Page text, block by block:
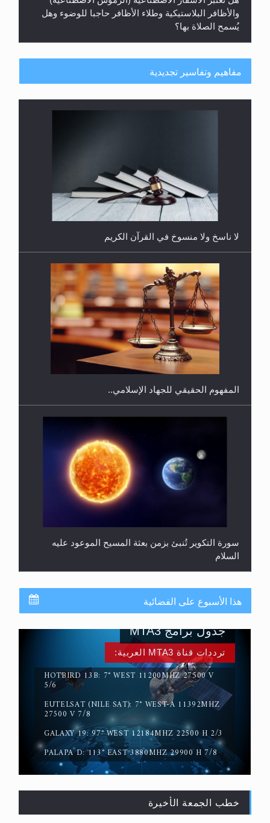
والأظافر البلاستيكية وطلاء الأظافر حاجبا للوضوء وهل
يُسمح الصلاة بها؟
هل يُحسب حول الزكاة وفق السنة الميلادية أو الهجرية؟
هل يجوز فتح مشروع كوافير نسائي للمحجبات وغير
المحجبات؟
مفاهيم وتفاسير تجديدية
لا ناسخ ولا منسوخ في القرآن الكريم
المفهوم الحقيقي للجهاد الإسلامي..
سورة التكوير تُنبئ بزمن بعثة المسيح الموعود عليه
السلام
حقيقة المسيح الدجال
هذا الأسبوع على الفضائية
ترددات قناة MTA3 العربية:
HOTBIRD 13B: 7° WEST 11200MHZ 27500 V
5/6
EUTELSAT (NILE SAT): 7° WEST-A 11392MHZ
27500 V 7/8
GALAXY 19: 97° WEST 12184MHZ 22500 H 2/3
PALAPA D: 113° EAST 3880MHZ 29900 H 7/8
جدول برامج MTA3
خطب الجمعة الأخيرة